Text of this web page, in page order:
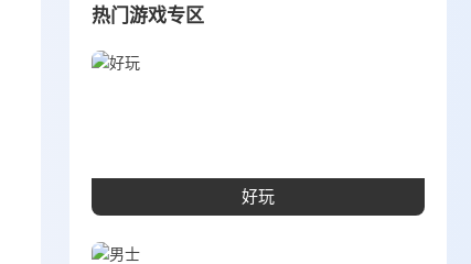
热门游戏专区
好玩